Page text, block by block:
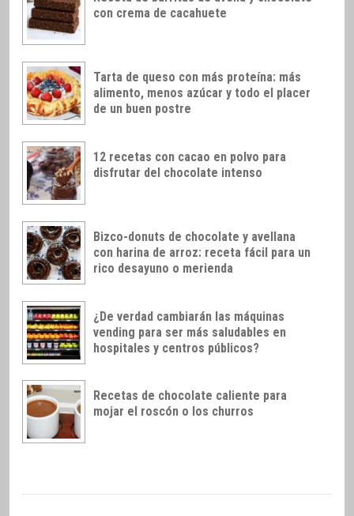
con crema de cacahuete
Tarta de queso con más proteína: más
alimento, menos azúcar y todo el placer
de un buen postre
12 recetas con cacao en polvo para
disfrutar del chocolate intenso
Bizco-donuts de chocolate y avellana
con harina de arroz: receta fácil para un
rico desayuno o merienda
¿De verdad cambiarán las máquinas
vending para ser más saludables en
hospitales y centros públicos?
Recetas de chocolate caliente para
mojar el roscón o los churros